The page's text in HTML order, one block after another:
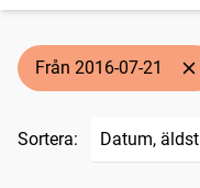
Från 2016-07-21
Sortera: